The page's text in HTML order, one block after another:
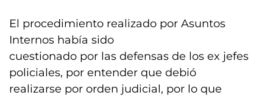
El procedimiento realizado por Asuntos
Internos había sido
cuestionado por las defensas de los ex jefes
policiales, por entender que debió
realizarse por orden judicial, por lo que